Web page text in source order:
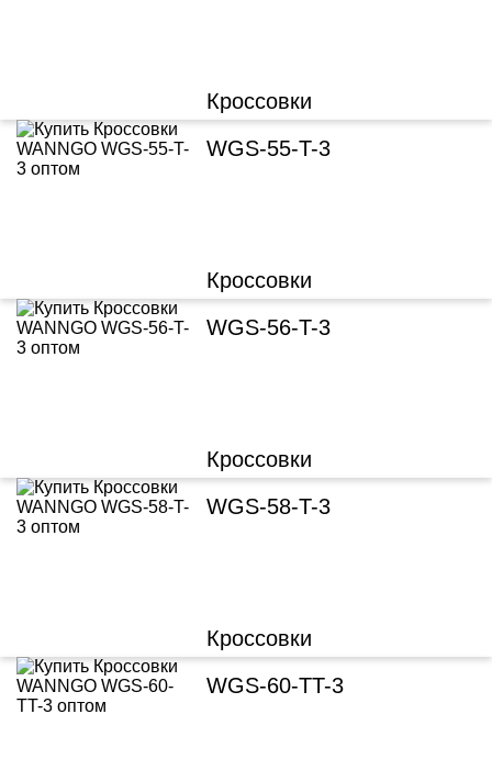
Кроссовки
WGS-55-T-3
Кроссовки
WGS-56-T-3
Кроссовки
WGS-58-T-3
Кроссовки
WGS-60-TT-3